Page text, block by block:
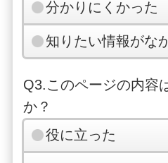
分かりにくかった
知りたい情報がな
Q3.このページの内容
か？
役に立った